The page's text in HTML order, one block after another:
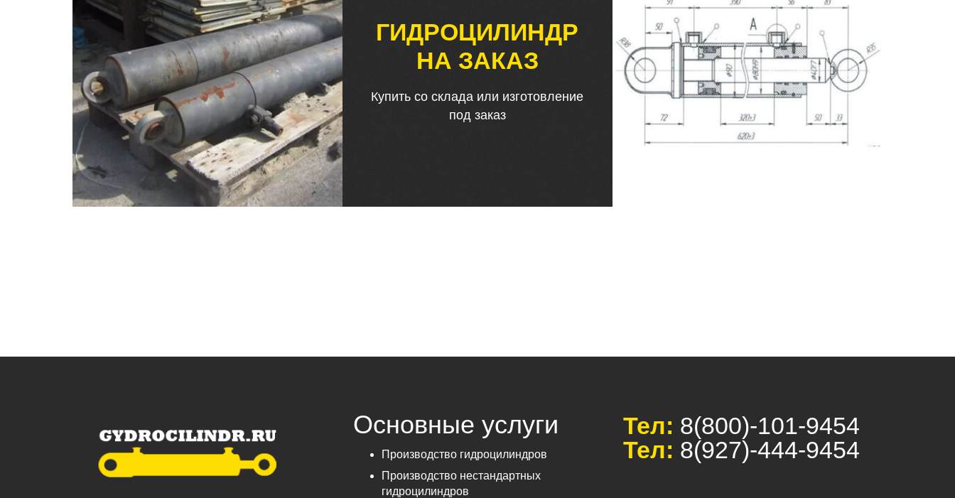
ГИДРОЦИЛИНДР
НА ЗАКАЗ
Купить со склада или изготовление
под заказ
Основные услуги
Производство гидроцилиндров
Производство нестандартных
гидроцилиндров
Тел: 8(800)-101-9454
Тел: 8(927)-444-9454